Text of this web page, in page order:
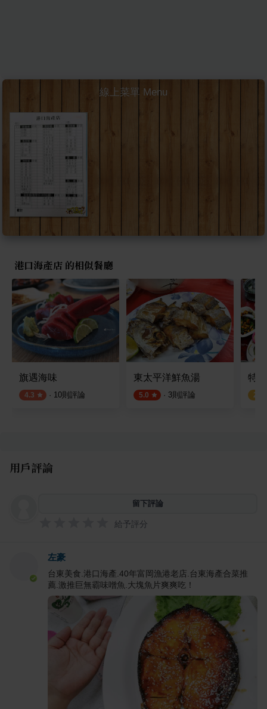
線上菜單 Menu
港口海產店 的相似餐廳
旗遇海味
4.3 · 10則評論
東太平洋鮮魚湯
5.0 · 3則評論
特
2.3
用戶評論
留下評論
給予評分
左豪
台東美食.港口海產.40年富岡漁港老店.台東海產合菜推
薦.激推巨無霸味噌魚.大塊魚片爽爽吃！